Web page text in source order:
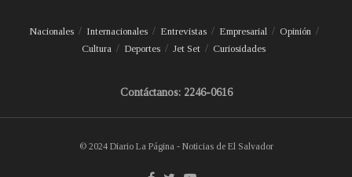
Nacionales Internacionales Entrevistas Empresarial
Opinión
Cultura
Deportes Jet Set Curiosidades
Contáctanos: 2246-0616
© 2024 Diario La Página - Noticias de El Salvador